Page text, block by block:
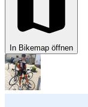
In Bikemap öffnen